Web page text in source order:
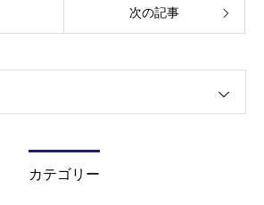
次の記事
カテゴリー